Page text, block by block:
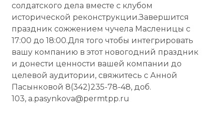
солдатского дела вместе с клубом
исторической реконструкции.Завершится
праздник сожжением чучела Масленицы с
17:00 до 18:00.Для того чтобы интегрировать
вашу компанию в этот новогодний праздник
и донести ценности вашей компании до
целевой аудитории, свяжитесь с Анной
Пасынковой 8(342)235-78-48, доб.
103, a.pasynkova@permtpp.ru